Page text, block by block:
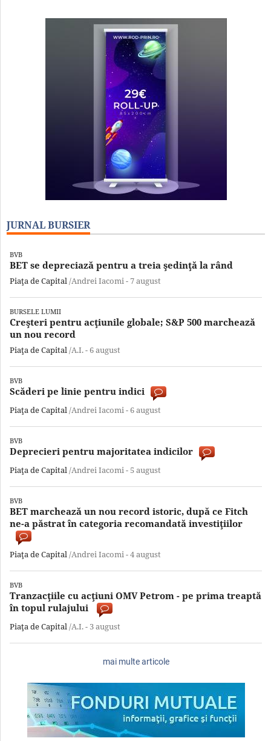
JURNAL BURSIER
BVB
BET se depreciază pentru a treia şedinţă la rând
Piaţa de Capital/Andrei Iacomi -7 august
BURSELE LUMII
Creşteri pentru acţiunile globale; S&P 500 marchează
un nou record
Piaţa de Capital/A.I. -6 august
BVB
Scăderi pe linie pentru indici
Piaţa de Capital/Andrei Iacomi -6 august
BVB
Deprecieri pentru majoritatea indicilor
Piaţa de Capital/Andrei Iacomi - 5 august
BVB
BET marchează un nou record istoric, după ce Fitch
ne-a păstrat în categoria recomandată investiţiilor
Piaţa de Capital/Andrei Iacomi -4 august
BVB
Tranzacţiile cu acţiuni OMV Petrom - pe prima treaptă
în topul rulajului
Piaţa de Capital/A.I. - 3 august
mai multe articole